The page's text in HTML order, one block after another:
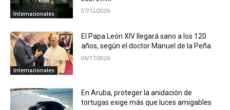
Internacionales 07/12/2026
Internacionales
El Papa León XIV llegará sano a los 120
años, según el doctor Manuel de la Peña
06/17/2026
En Aruba, proteger la anidación de
tortugas exige más que luces amigables